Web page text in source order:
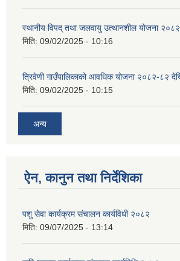
स्थानीय विपद् तथा जलवायु उत्थानशील योजना
मिति: 09/02/2025 - 10:16
त्रिवेणी गाउँपालिकाको आवधिक योजना २०८२-८२
मिति: 09/02/2025 - 10:15
अन्य
ऐन, कानुन तथा निर्देशिका
पशु सेवा कार्यक्रम संचालन कार्यविधी २०८२
मिति: 09/07/2025 - 13:14